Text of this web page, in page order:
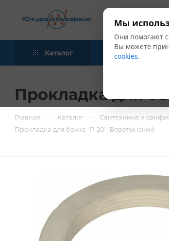
Каталог Акции
Прокладка для
Главная — Каталог — Сантехника и
Прокладка для бачка "Р-20", Воротынский
Мы
Они помогают
Вы можете
cookies.